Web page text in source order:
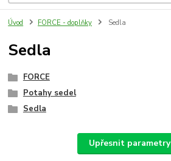
Úvod FORCE - doplňky Sedla
Sedla
FORCE
Potahy sedel
Sedla
Upřesnit parametry